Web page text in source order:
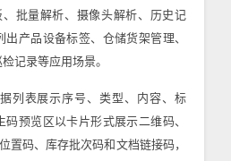
批量解析、摄像头解析、历史记
产品设备标签、仓储货架管理、
记录等应用场景。
列表展示序号、类型、内容、标
预览区以卡片形式展示二维码、
置码、库存批次码和文档链接码，